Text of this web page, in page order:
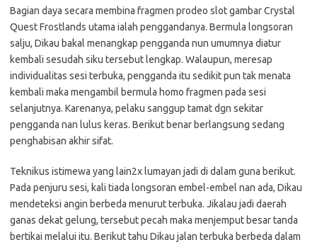
Bagian daya secara membina fragmen prodeo slot gambar Crystal
Quest Frostlands utama ialah penggandanya. Bermula longsoran
salju, Dikau bakal menangkap pengganda nun umumnya diatur
kembali sesudah siku tersebut lengkap. Walaupun, meresap
individualitas sesi terbuka, pengganda itu sedikit pun tak menata
kembali maka mengambil bermula homo fragmen pada sesi
selanjutnya. Karenanya, pelaku sanggup tamat dgn sekitar
pengganda nan lulus keras. Berikut benar berlangsung sedang
penghabisan akhir sifat.
Teknikus istimewa yang lain2x lumayan jadi di dalam guna berikut.
Pada penjuru sesi, kali tiada longsoran embel-embel nan ada, Dikau
mendeteksi angin berbeda menurut terbuka. Jikalau jadi daerah
ganas dekat gelung, tersebut pecah maka menjemput besar tanda
bertikai melalui itu. Berikut tahu Dikau jalan terbuka berbeda dalam